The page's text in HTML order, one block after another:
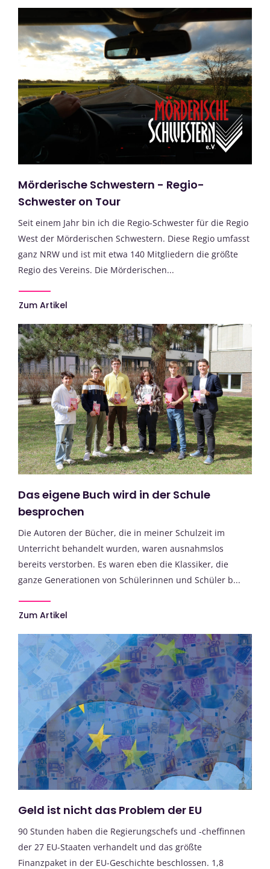
Mörderische Schwestern - Regio-
Schwester on Tour
Seit einem Jahr bin ich die Regio-Schwester für die Regio
West der Mörderischen Schwestern. Diese Regio umfasst
ganz NRW und ist mit etwa 140 Mitgliedern die größte
Regio des Vereins. Die Mörderischen...
Zum Artikel
Das eigene Buch wird in der Schule
besprochen
Die Autoren der Bücher, die in meiner Schulzeit im
Unterricht behandelt wurden, waren ausnahmslos
bereits verstorben. Es waren eben die Klassiker, die
ganze Generationen von Schülerinnen und Schüler b...
Zum Artikel
Geld ist nicht das Problem der EU
90 Stunden haben die Regierungschefs und -cheffinnen
der 27 EU-Staaten verhandelt und das größte
Finanzpaket in der EU-Geschichte beschlossen. 1,8